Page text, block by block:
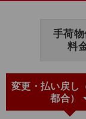
手荷
料
変更・払い戻し
都合）